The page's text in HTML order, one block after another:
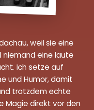
weil sie eine
niemand eine laute
Ich setze auf
und Humor, damit
trotzdem echte
Magie direkt vor den